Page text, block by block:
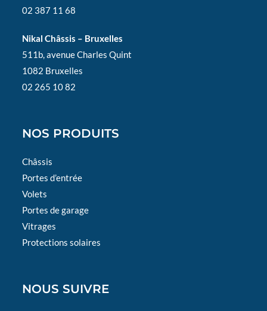
02 387 11 68
Nikal Châssis – Bruxelles
511b, avenue Charles Quint
1082 Bruxelles
02 265 10 82
NOS PRODUITS
Châssis
Portes d’entrée
Volets
Portes de garage
Vitrages
Protections solaires
NOUS SUIVRE